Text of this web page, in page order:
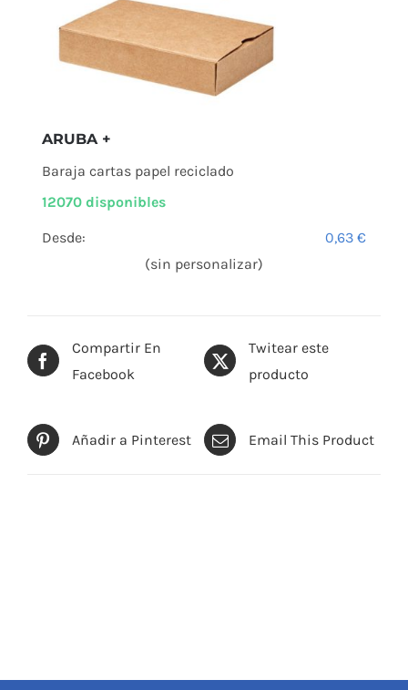
Compartir En
Facebook
Twitear este
producto
Añadir a Pinterest Email This Product
ARUBA +
Baraja cartas papel reciclado
12070 disponibles
Desde: 0,63€
(sin personalizar)